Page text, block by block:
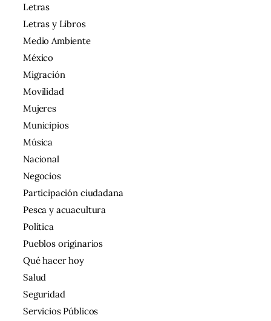
Letras
Letras y Libros
Medio Ambiente
México
Migración
Movilidad
Mujeres
Municipios
Música
Nacional
Negocios
Participación ciudadana
Pesca y acuacultura
Política
Pueblos originarios
Qué hacer hoy
Salud
Seguridad
Servicios Públicos